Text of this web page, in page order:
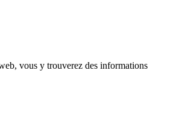
vous y trouverez des informations